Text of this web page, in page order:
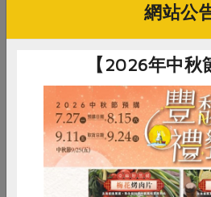
泰式香茅醃漬雞腿排(御
正)-200g/包
$128
經
正
葷
網站公
【2026年中秋